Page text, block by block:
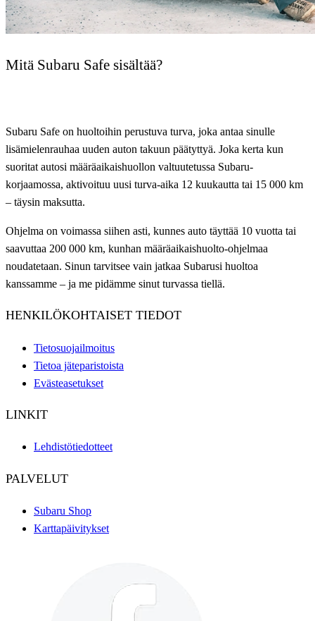
Mitä Subaru Safe sisältää?
Subaru Safe on huoltoihin perustuva turva, joka antaa sinulle
lisämielenrauhaa uuden auton takuun päätyttyä. Joka kerta kun
suoritat autosi määräaikaishuollon valtuutetussa Subaru-
korjaamossa, aktivoituu uusi turva-aika 12 kuukautta tai 15 000 km
– täysin maksutta.
Ohjelma on voimassa siihen asti, kunnes auto täyttää 10 vuotta tai
saavuttaa 200 000 km, kunhan määräaikaishuolto-ohjelmaa
noudatetaan. Sinun tarvitsee vain jatkaa Subarusi huoltoa
kanssamme – ja me pidämme sinut turvassa tiellä.
HENKILÖKOHTAISET TIEDOT
Tietosuojailmoitus
Tietoa jäteparistoista
Evästeasetukset
LINKIT
Lehdistötiedotteet
PALVELUT
Subaru Shop
Karttapäivitykset